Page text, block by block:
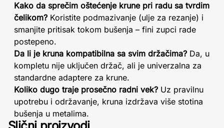
Kako da sprečim oštećenje krune pri radu sa tvrdim
čelikom? Koristite podmazivanje (ulje za rezanje) i
smanjite pritisak tokom bušenja – fini zupci rade
postepeno.
Da li je kruna kompatibilna sa svim držačima? Da, u
kompletu nije uključen držač, ali je univerzalna za
standardne adaptere za krune.
Koliko dugo traje prosečno radni vek? Uz pravilnu
upotrebu i održavanje, kruna izdržava više stotina
bušenja u metalima.